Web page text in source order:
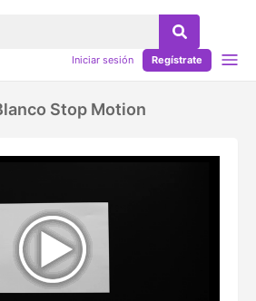
Iniciar sesión Regístrate
Stop Motion